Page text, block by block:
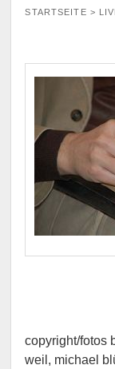
STARTSEITE >
copyright/fotos
weil, michael